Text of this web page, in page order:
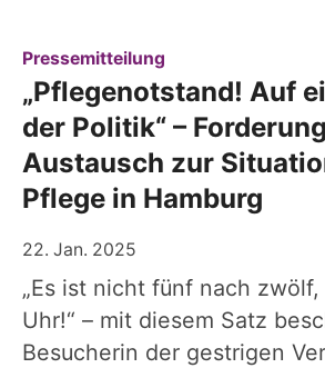
Pressemitteilung
„Pflegenotstand! Auf
der Politik“ –
Austausch zur
Pflege in Hamburg
22. Jan. 2025
„Es ist nicht fünf nach
Uhr!“ – mit diesem Satz
Besucherin der gestrigen